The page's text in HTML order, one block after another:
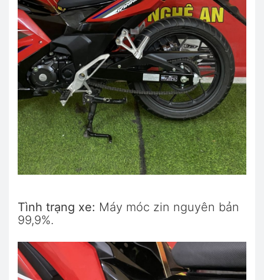
Tình trạng xe: Máy móc zin nguyên bản
99,9%.